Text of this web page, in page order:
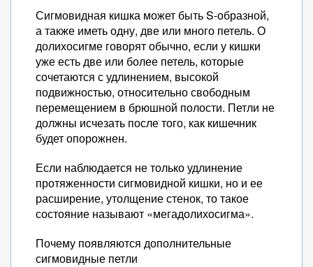
Сигмовидная кишка может быть S-образной,
а также иметь одну, две или много петель. О
долихосигме говорят обычно, если у кишки
уже есть две или более петель, которые
сочетаются с удлинением, высокой
подвижностью, относительно свободным
перемещением в брюшной полости. Петли не
должны исчезать после того, как кишечник
будет опорожнен.
Если наблюдается не только удлинение
протяженности сигмовидной кишки, но и ее
расширение, утолщение стенок, то такое
состояние называют «мегадолихосигма».
Почему появляются дополнительные
сигмовидные петли